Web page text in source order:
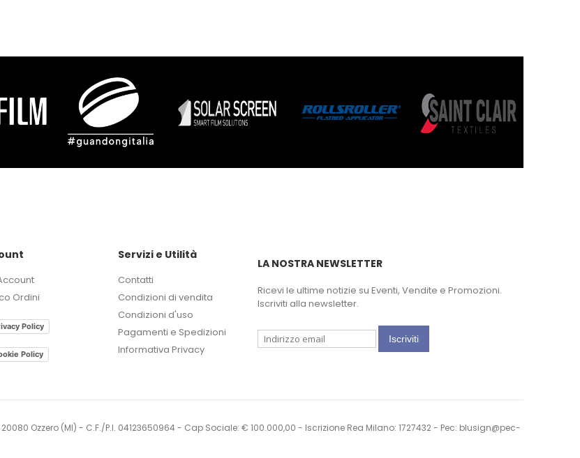
Ordini
Policy
Policy
Servizi e Utilità
Contatti
Condizioni di vendita
Condizioni d'uso
Pagamenti e Spedizioni
Informativa Privacy
LA NOSTRA NEWSLETTER
Ricevi le ultime notizie su Eventi, Vendite e Promozioni.
Iscriviti alla newsletter.
Iscriviti
Ozzero (MI) - C.F./P.I. 04123650964 - Cap Sociale: € 100.000,00 - Iscrizione Rea Milano: 1727432 - Pec: blusign@pec-